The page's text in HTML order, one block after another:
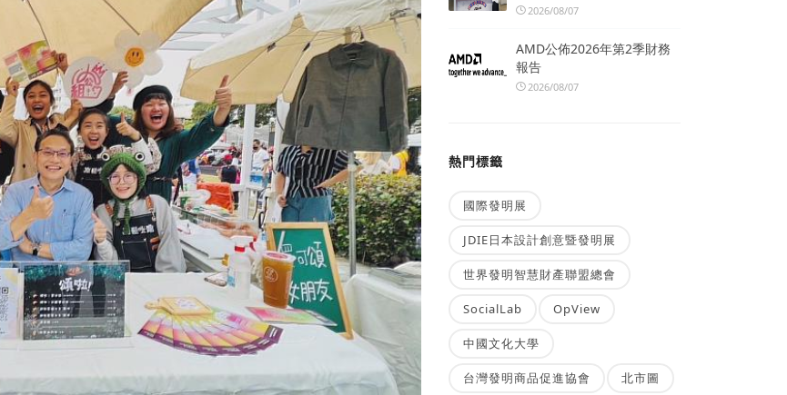
2026/08/07
AMD公佈2026年第2季財務
報告
2026/08/07
熱門標籤
國際發明展
JDIE日本設計創意暨發明展
世界發明智慧財產聯盟總會
SocialLab OpView
中國文化大學
台灣發明商品促進協會 北市圖